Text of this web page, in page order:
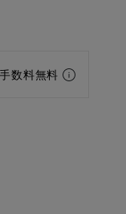
数料無料